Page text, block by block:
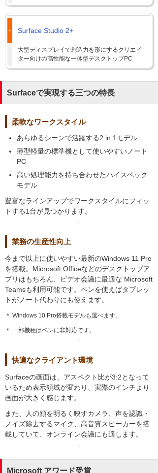
Surface Studio 2+
大型ディスプレイで創造力を形にするクリエイ
ター向けの高性能な一体型デスクトップPC
Surfaceで実現する三つの特長
柔軟なワークスタイル
あらゆるシーンで活躍する2 in 1モデル
薄型軽量の標準機として使いやすいノート
PC
高い処理能力を持ち合わせたハイスペック
モデル
豊富なラインアップでワークスタイルにフィッ
トする1台が見つかります。
業務の生産性向上
今まで以上に使いやすい最新のWindows 11 Pro
を搭載。Microsoft Officeなどのデスクトップア
プリはもちろん、ビデオ会議に最適な Microsoft
Teamsも利用可能です。ペンを使えばタブレッ
トがノート代わりにも使えます。
＊ Windows 10 Pro搭載モデルも選べます。
＊ 一部機種はペンに非対応です。
快適なクライアント環境
Surfaceの画面は、アスペクト比が3:2となって
いるため表示領域が変わり、実際のインチより
画面が大きく感じます。
また、人の顔を明るく映すカメラ、声を認識・
ノイズ除去するマイク、高音質スピーカーを搭
載していて、オンライン会議にも適します。
Microsoft アワード受賞